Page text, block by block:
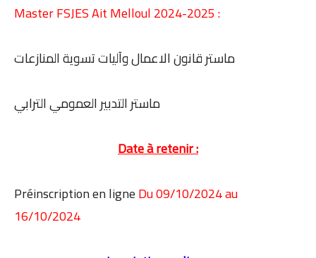
Master FSJES Ait Melloul 2024-2025 :
ماستر قانون الاعمال وآليات تسوية المنازعات
ماستر التدبير العمومي الترابي
Date à retenir :
Préinscription en ligneDu 09/10/2024 au
16/10/2024